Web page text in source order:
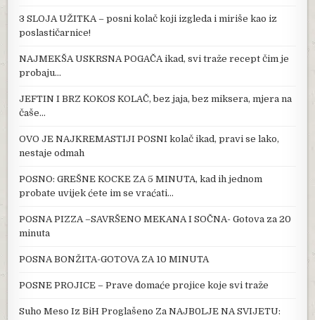
3 SLOJA UŽITKA – posni kolač koji izgleda i miriše kao iz
poslastičarnice!
NAJMEKŠA USKRSNA POGAČA ikad, svi traže recept čim je
probaju…
JEFTIN I BRZ KOKOS KOLAČ, bez jaja, bez miksera, mjera na
čaše…
OVO JE NAJKREMASTIJI POSNI kolač ikad, pravi se lako,
nestaje odmah
POSNO: GREŠNE KOCKE ZA 5 MINUTA, kad ih jednom
probate uvijek ćete im se vraćati…
POSNA PIZZA –SAVRŠENO MEKANA I SOČNA- Gotova za 20
minuta
POSNA BONŽITA-GOTOVA ZA 10 MINUTA
POSNE PROJICE – Prave domaće projice koje svi traže
Suho Meso Iz BiH Proglašeno Za NAJB0LJE NA SVIJETU: